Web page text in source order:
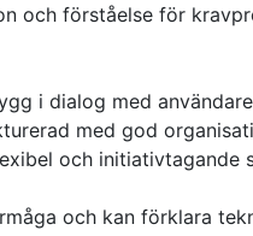
och förståelse för
i dialog med
med god
och
och kan förklara